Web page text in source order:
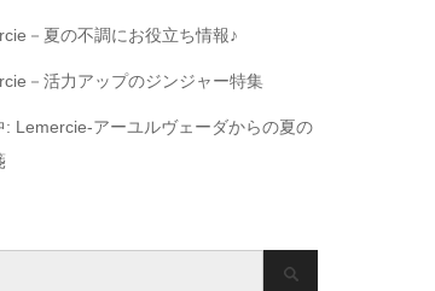
－夏の不調にお役立ち情報♪
－活力アップのジンジャー特集
: Lemercie-アーユルヴェーダからの夏の